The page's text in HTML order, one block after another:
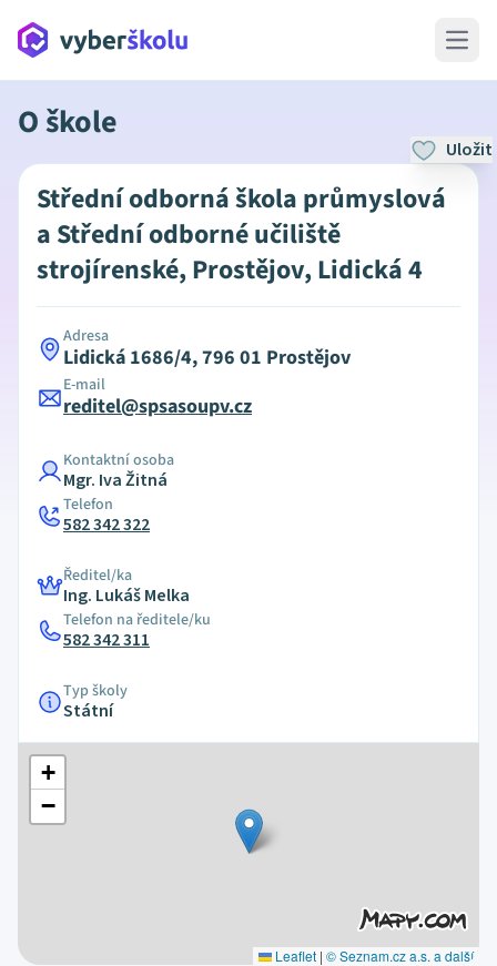
Open
O škole
Uložit
Střední odborná škola průmyslová
a Střední odborné učiliště
strojírenské, Prostějov, Lidická 4
Adresa
Lidická 1686/4, 796 01 Prostějov
E-mail
reditel@spsasoupv.cz
Kontaktní osoba
Mgr. Iva Žitná
Telefon
582 342 322
Ředitel/ka
Ing. Lukáš Melka
Telefon na ředitele/ku
582 342 311
Typ školy
Státní
+
−
Leaflet | © Seznam.cz a.s. a další